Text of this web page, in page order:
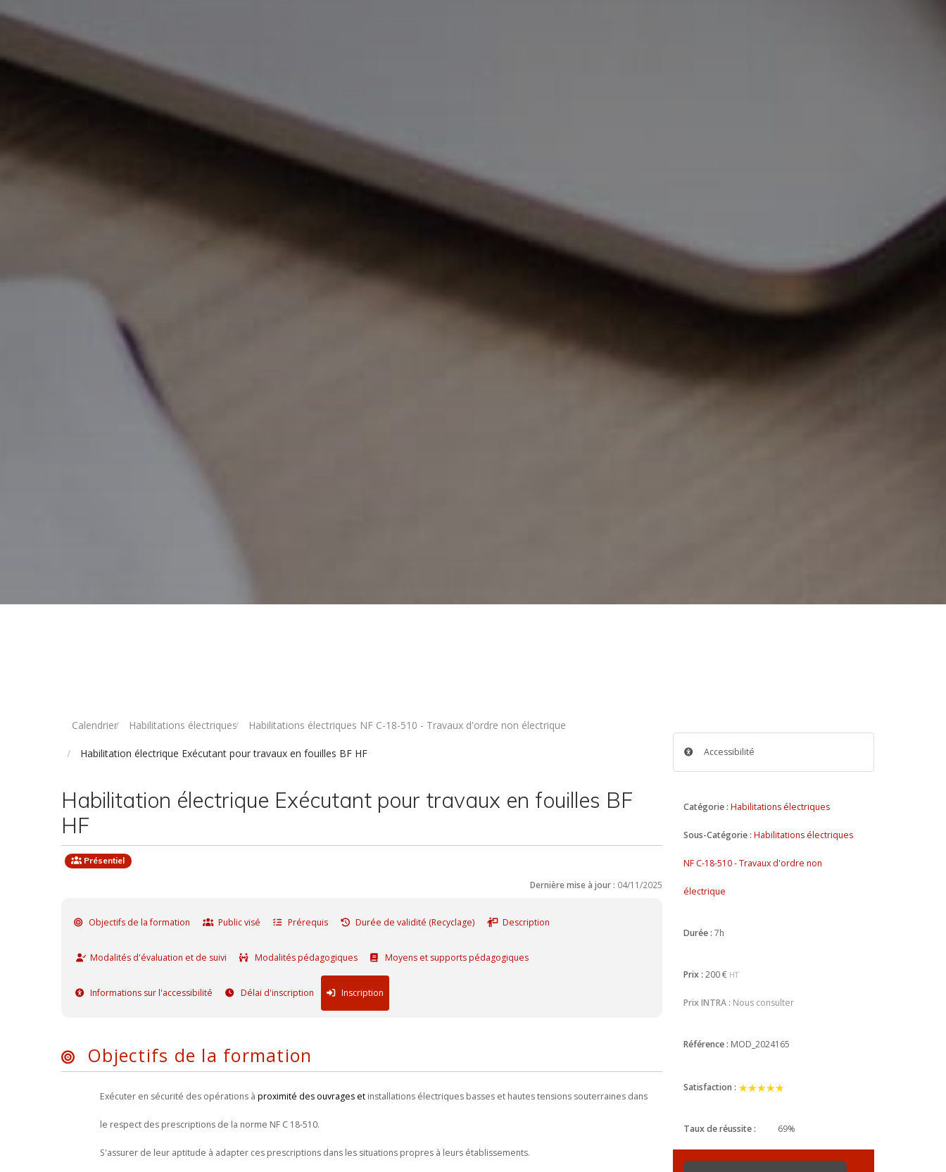
Calendrier Habilitations électriques Habilitations électriques NF C-18-510 - Travaux d'ordre non électrique
Habilitation électrique Exécutant pour travaux en fouilles BF HF
Habilitation électrique Exécutant pour travaux en fouilles BF
HF
Présentiel
Dernière mise à jour : 04/11/2025
Objectifs de la formation Public visé Prérequis Durée de validité (Recyclage) Description
Modalités d'évaluation et de suivi Modalités pédagogiques Moyens et supports pédagogiques
Informations sur l'accessibilité Délai d'inscription Inscription
Objectifs de la formation
Exécuter en sécurité des opérations à proximité des ouvrages et installations électriques basses et hautes tensions souterraines dans
le respect des prescriptions de la norme NF C 18-510.
S'assurer de leur aptitude à adapter ces prescriptions dans les situations propres à leurs établissements.
Accessibilité
Catégorie : Habilitations électriques
Sous-Catégorie : Habilitations électriques
NF C-18-510 - Travaux d'ordre non
électrique
Durée : 7h
Prix : 200 € HT
Prix INTRA : Nous consulter
Référence : MOD_2024165
Satisfaction : ★★★★★
★★★★★
Taux de réussite : 69%